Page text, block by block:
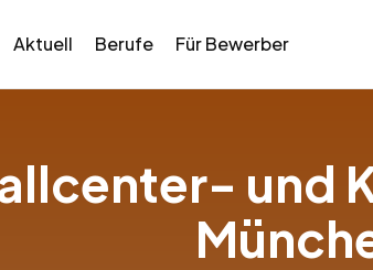
Aktuell Berufe Für Bewerber
und